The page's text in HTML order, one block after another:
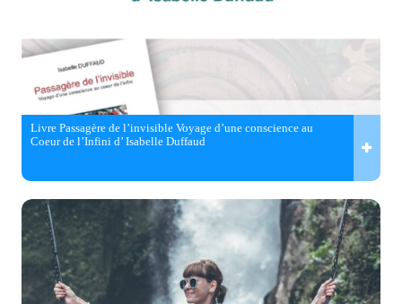
Livre Passagère de l’invisible Voyage d’une conscience au
Coeur de l’Infini d’ Isabelle Duffaud